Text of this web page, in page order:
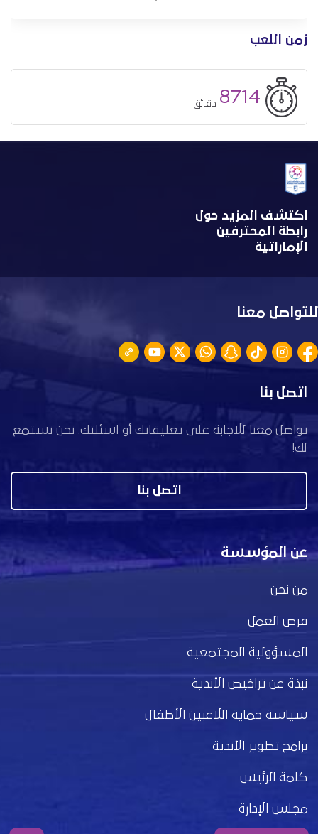
زمن اللعب
8714 دقائق
اكتشف المزيد حول
رابطة المحترفين
الإماراتية
للتواصل معنا
اتصل بنا
تواصل معنا للاجابة على تعليقاتك أو اسئلتك. نحن نستمع
لك!
اتصل بنا
عن المؤسسة
من نحن
فرص العمل
المسؤولية المجتمعية
نبذة عن تراخيص الأندية
سياسة حماية اللاعبين الأطفال
برامج تطوير الأندية
كلمة الرئيس
مجلس الإدارة